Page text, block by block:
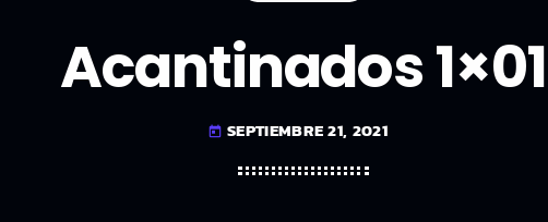
Acantinados 1×01
today SEPTIEMBRE 21, 2021